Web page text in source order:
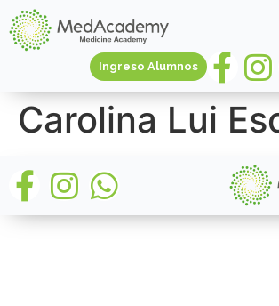
Ingreso Alumnos
Carolina Lui